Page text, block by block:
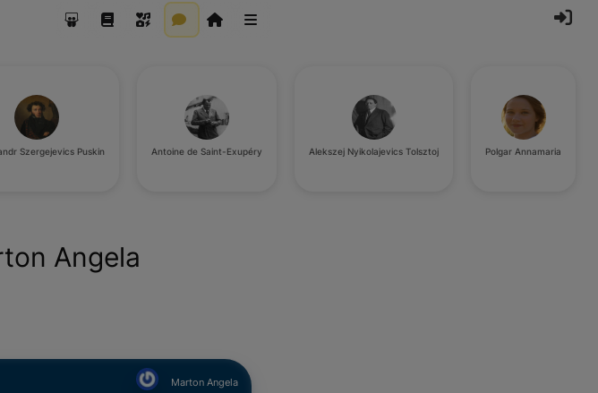
Szergejevics Puskin Antoine de Saint-Exupéry Alekszej Nyikolajevics Tolsztoj Polgar Annamaria
Angela
Marton Angela